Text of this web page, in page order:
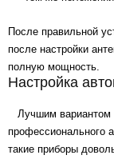
После правильной
после настройки
полную мощность.
Настройка
Лучшим вариантом
профессионального
такие приборы